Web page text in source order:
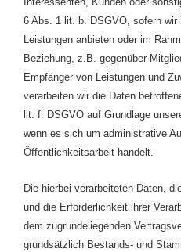
6 Abs. 1 lit. b. DSGVO, sofern wir
Leistungen anbieten oder im
Beziehung, z.B. gegenüber
Empfänger von Leistungen und
verarbeiten wir die Daten
lit. f. DSGVO auf Grundlage
wenn es sich um administrative
Öffentlichkeitsarbeit handelt.
Die hierbei verarbeiteten Daten,
und die Erforderlichkeit ihrer
dem zugrundeliegenden
grundsätzlich Bestands- und